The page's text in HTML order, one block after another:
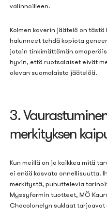
valinnoilleen.
Kolmen kaverin jäätelö on
halunneet tehdä kopiota
jotain tinkimättömän
hyvin, että ruotsalaiset eivät
olevan suomalaista jäätelöä.
3.
merkityksen
Kun meillä on jo kaikkea mitä
ei enää kasvata onnellisuutta.
merkitystä, puhuttelevia
Myssyfarmin tuotteet, MÖ
Chocolonelyn suklaat